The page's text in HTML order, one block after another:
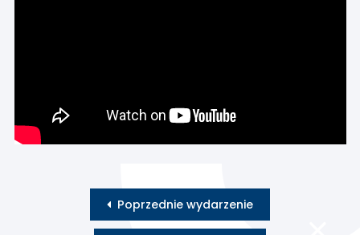
Poprzednie wydarzenie